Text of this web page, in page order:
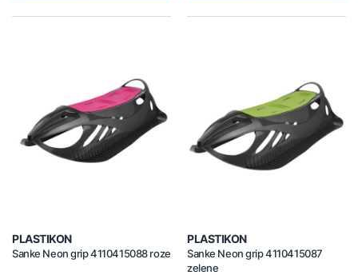
PLASTIKON
Sanke Neon grip 4110415088 roze
PLASTIKON
Sanke Neon grip 4110415087
zelene